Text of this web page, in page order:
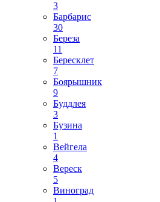
3
Барбарис
30
Береза
11
Бересклет
7
Боярышник
9
Буддлея
3
Бузина
1
Вейгела
4
Вереск
5
Виноград